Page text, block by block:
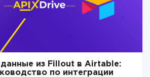
данные из Fillout в Airtable:
по интеграции